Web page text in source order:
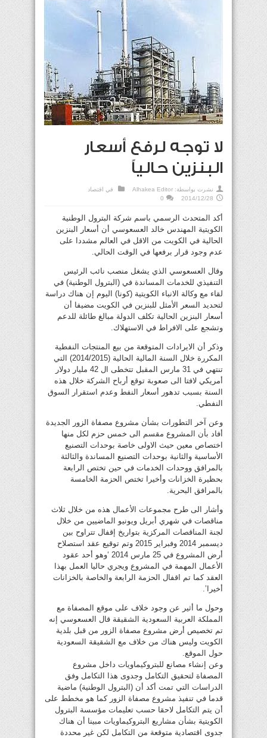
لا توجه لرفع أسعار
البنزين حالياً
نشرت بواسطة: Alhakea Editor في اقتصاد
2014/12/28
0
أكد المتحدث الرسمي باسم شركة البترول الوطنية
الكويتية المهندس خالد العسعوسي أن أسعار البنزين
الحالية في الكويت من الاقل في العالم مشددا على
عدم وجود قرار برفعها في الوقت الحالي.
وقال العسعوسي الذي يشغل منصب نائب الرئيس
التنفيذي للخدمات المساندة في (البترول الوطنية) في
لقاء مع وكالة الانباء الكويتية (كونا) اليوم إن هناك دراسة
لتحديد السعر الأمثل للبنزين في الكويت مضيفا أن
أسعار البنزين الحالية تكلف الدولة مبالغ طائلة للدعم
وتشجع على الافراط في الاستهلاك.
وذكر أن الايرادات المتوقعة من بيع المنتجات النفطية
المكررة خلال السنة المالية الحالية (2014/2015) التي
تنتهي في 31 مارس المقبل تتخطى ال 42 مليار دولار
أمريكي لافتا الى صعوبة توقع أرباح الشركة خلال هذه
السنة بسبب تدهور أسعار النفط وعدم استقرار السوق
النفطي.
وعن آخر التطورات بشأن مشروع مصفاة الزور الجديدة
أفاد بأن المشروع مقسم الى خمس حزم لكل منها
اختصاص معين حيث الاولى خاصة بوحدات التصنيع
الأساسية والثانية بوحدات التصنيع المساندة والثالثة
بالمرافق ووحدات الخدمات في حين تختص الرابعة
بحظيرة الخزانات وأخيرا تختص الحزمة الخامسة
بالمرافق البحرية.
وأشار الى طرح مجموعات الأعمال هذه من خلال ثلاث
مناقصات في شهري أبريل ويونيو الماضيين من خلال
لجنة المناقصات المركزية بتواريخ إقفال تتراوح بين
ديسمبر 2014 وفبراير 2015 وتم توقيع عقد استصلاح
أرض المشروع في 25 مارس 2014 ‘وهو أحد عقود
الأعمال المهمة في المشروع ويجري حاليا العمل بهذا
العقد كما تم اقفال الحزمة الرابعة والخاصة بالخزانات
أخيرا’.
وحول ما أثير عن وجود خلاف على موقع المصفاة مع
المملكة العربية السعودية الشقيقة قال العسعوسي إنه
تم تخصيص أرض مشروع مصفاة الزور من قبل بلدية
الكويت وليس هناك من خلاف مع الشقيقة السعودية
حول الموقع.
وعن إنشاء مصانع للبتروكيماويات داخل مشروع
المصفاة لتحقيق التكامل وجدوى هذا التكامل وفق
الدراسات التي تمت أكد أن (البترول الوطنية) ماضية
قدما في تنفيذ مشروع مصفاة الزور كما هو مخطط على
أن يتم التكامل لاحقا حسب تعليمات مؤسسة البترول
الكويتية بشأن مشاريع البتروكيماويات مبينا أن هناك
جدوى اقتصادية متوقعة من التكامل لكن غير محددة